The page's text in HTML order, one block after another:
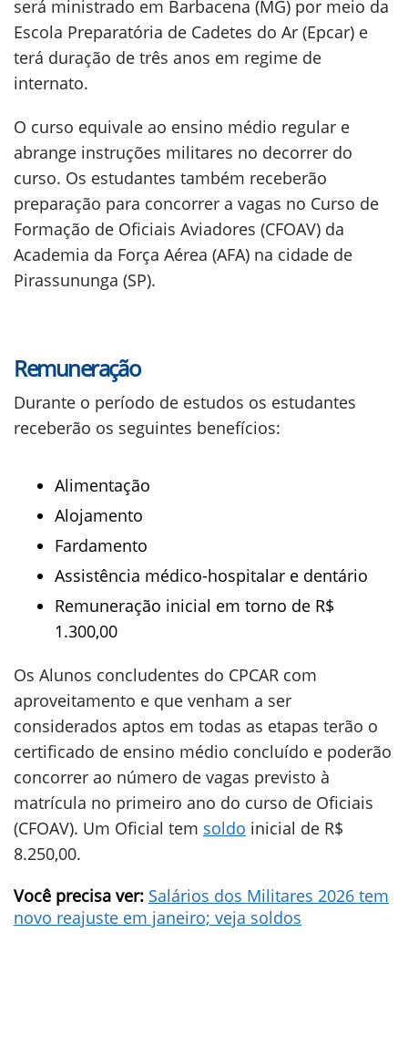
será ministrado em Barbacena (MG) por meio da
Escola Preparatória de Cadetes do Ar (Epcar) e
terá duração de três anos em regime de
internato.
O curso equivale ao ensino médio regular e
abrange instruções militares no decorrer do
curso. Os estudantes também receberão
preparação para concorrer a vagas no Curso de
Formação de Oficiais Aviadores (CFOAV) da
Academia da Força Aérea (AFA) na cidade de
Pirassununga (SP).
Remuneração
Durante o período de estudos os estudantes
receberão os seguintes benefícios:
Alimentação
Alojamento
Fardamento
Assistência médico-hospitalar e dentário
Remuneração inicial em torno de R$
1.300,00
Os Alunos concludentes do CPCAR com
aproveitamento e que venham a ser
considerados aptos em todas as etapas terão o
certificado de ensino médio concluído e poderão
concorrer ao número de vagas previsto à
matrícula no primeiro ano do curso de Oficiais
(CFOAV). Um Oficial tem soldo inicial de R$
8.250,00.
Você precisa ver: Salários dos Militares 2026 tem
novo reajuste em janeiro; veja soldos